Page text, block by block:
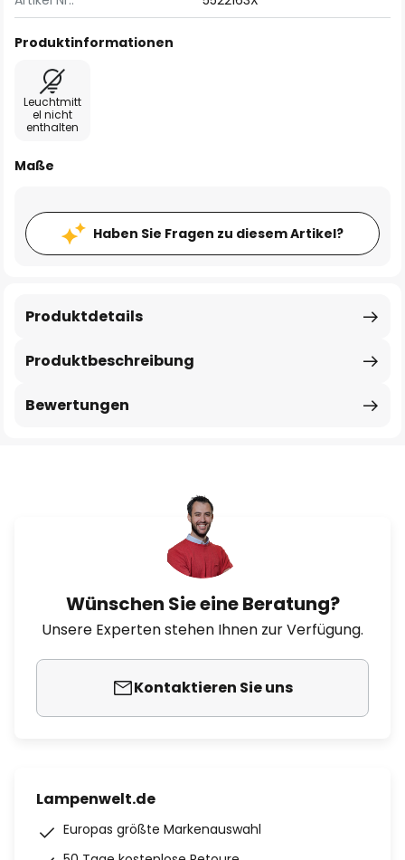
Produktinformationen
Leuchtmitt
el nicht
enthalten
Maße
Haben Sie Fragen zu diesem Artikel?
Produktbeschreibung
Produktdetails
Bewertungen
Wünschen Sie eine Beratung?
Unsere Experten stehen Ihnen zur Verfügung.
Kontaktieren Sie uns
Lampenwelt.de
Europas größte Markenauswahl